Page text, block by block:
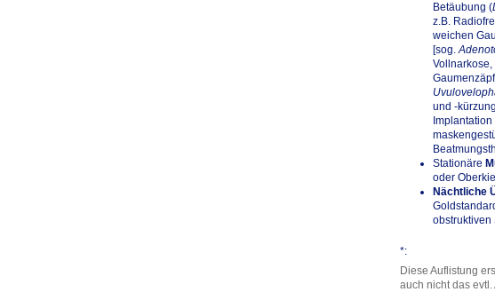
Betäubung (
z.B.
weichen
[sog.
und -
Stationäre
oder
Nächtliche
obstruktiven
*:
Diese Auflistung
auch nicht das